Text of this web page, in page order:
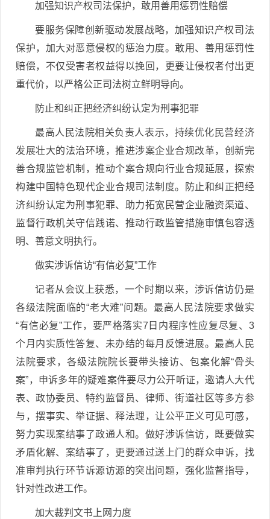
加强知识产权司法保护，敢用善用惩罚性赔偿
要服务保障创新驱动发展战略，加强知识产权司法
保护，加大对恶意侵权的惩治力度。敢用、善用惩罚性
赔偿，不仅受害者权益得以挽回，更要让侵权者付出更
重代价，以严格公正司法树立鲜明导向。
防止和纠正把经济纠纷认定为刑事犯罪
最高人民法院相关负责人表示，持续优化民营经济
发展壮大的法治环境，推进涉案企业合规改革，创新完
善合规监管机制，推动个案合规向行业合规延展，探索
构建中国特色现代企业合规司法制度。防止和纠正把经
济纠纷认定为刑事犯罪、助力拓宽民营企业融资渠道、
监督行政机关守信践诺、推动行政监管措施审慎包容透
明、善意文明执行。
做实涉诉信访“有信必复”工作
记者从会议上获悉，一个时期以来，涉诉信访仍是
各级法院面临的“老大难”问题。最高人民法院要求做实
“有信必复”工作，要严格落实7日内程序性应复尽复、3
个月内实质性答复、未办结的每月反馈进展。最高人民
法院要求，各级法院院长要带头接访、包案化解“骨头
案”，申诉多年的疑难案件要尽力公开听证，邀请人大代
表、政协委员、特约监督员、律师、街道社区等多方参
与，摆事实、举证据、释法理，让公平正义可见可感，
努力实现案结事了政通人和。做好涉诉信访，既要做实
矛盾化解、案结事了，更要通过送上门的群众申诉，找
准审判执行环节诉源访源的突出问题，强化监督指导，
针对性改进工作。
加大裁判文书上网力度